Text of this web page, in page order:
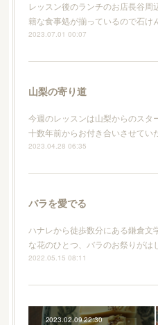
レッスン後のランチのお店長谷周
籍な食事処が揃っているので石け
2023.07.01 00:07
山梨の寄り道
今週のレッスンは山梨からのスタ
十数年前からお付き合いさせてい
2023.04.28 06:35
バラを愛でる
ハナレから徒歩数分にある鎌倉文
な花のひとつ、バラのお祭りがは
2022.05.15 08:11
2023.02.09 22:30